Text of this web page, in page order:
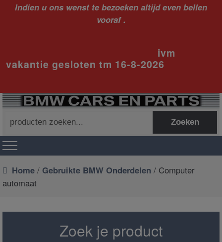
Indien u ons wenst te bezoeken altijd even bellen
vooraf .
ivm
vakantie gesloten tm 16-8-2026
naar:
Zoeken
Home / Gebruikte BMW Onderdelen / Computer
automaat
Zoek je product